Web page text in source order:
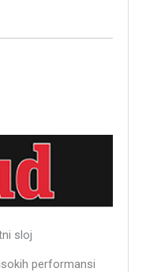
sloj
performansi